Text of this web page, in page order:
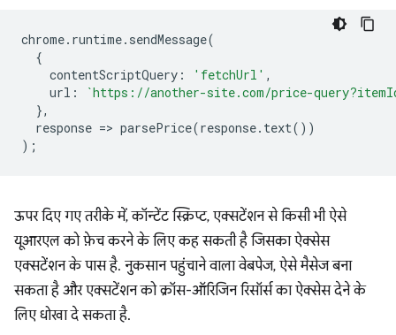
chrome. runtime. sendMessage(
{
contentScriptQuery : 'fetchUrl' ,
url :
`https://another-site.com/price-
},
response => parsePrice(response. text())
);
ऊपर दिए गए तरीके में, कॉन्टेंट स्क्रिप्ट, एक्सटेंशन से किसी भी ऐसे
यूआरएल को फ़ेच करने के लिए कह सकती है जिसका ऐक्सेस
एक्सटेंशन के पास है. नुकसान पहुंचाने वाला वेबपेज, ऐसे मैसेज बना
सकता है और एक्सटेंशन को क्रॉस-ऑरिजिन रिसॉर्स का ऐक्सेस देने के
लिए धोखा दे सकता है.